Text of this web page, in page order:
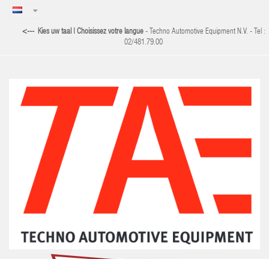
<--- Kies uw taal | Choisissez votre langue- Techno Automotive Equipment N.V. - Tel :
02/481.79.00